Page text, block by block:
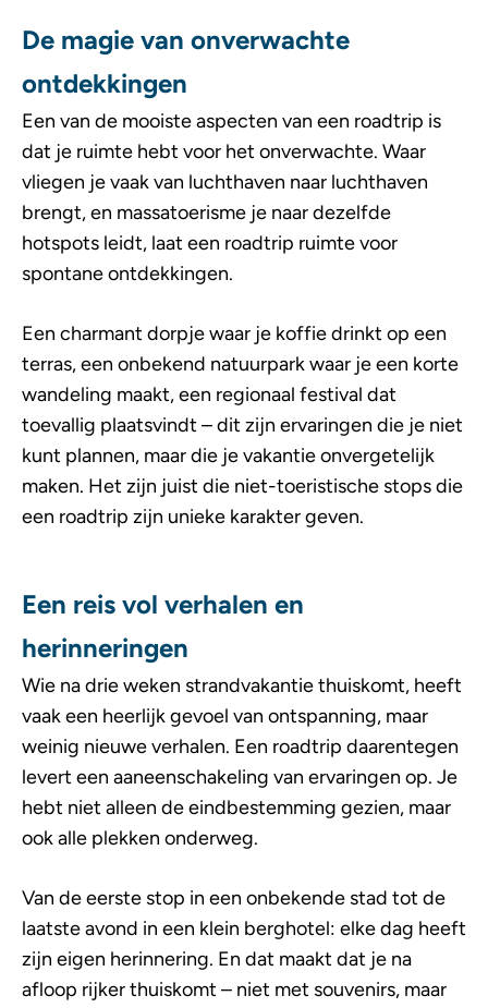
De magie van onverwachte
ontdekkingen
Een van de mooiste aspecten van een roadtrip is
dat je ruimte hebt voor het onverwachte. Waar
vliegen je vaak van luchthaven naar luchthaven
brengt, en massatoerisme je naar dezelfde
hotspots leidt, laat een roadtrip ruimte voor
spontane ontdekkingen.
Een charmant dorpje waar je koffie drinkt op een
terras, een onbekend natuurpark waar je een korte
wandeling maakt, een regionaal festival dat
toevallig plaatsvindt – dit zijn ervaringen die je niet
kunt plannen, maar die je vakantie onvergetelijk
maken. Het zijn juist die niet-toeristische stops die
een roadtrip zijn unieke karakter geven.
Een reis vol verhalen en
herinneringen
Wie na drie weken strandvakantie thuiskomt, heeft
vaak een heerlijk gevoel van ontspanning, maar
weinig nieuwe verhalen. Een roadtrip daarentegen
levert een aaneenschakeling van ervaringen op. Je
hebt niet alleen de eindbestemming gezien, maar
ook alle plekken onderweg.
Van de eerste stop in een onbekende stad tot de
laatste avond in een klein berghotel: elke dag heeft
zijn eigen herinnering. En dat maakt dat je na
afloop rijker thuiskomt – niet met souvenirs, maar